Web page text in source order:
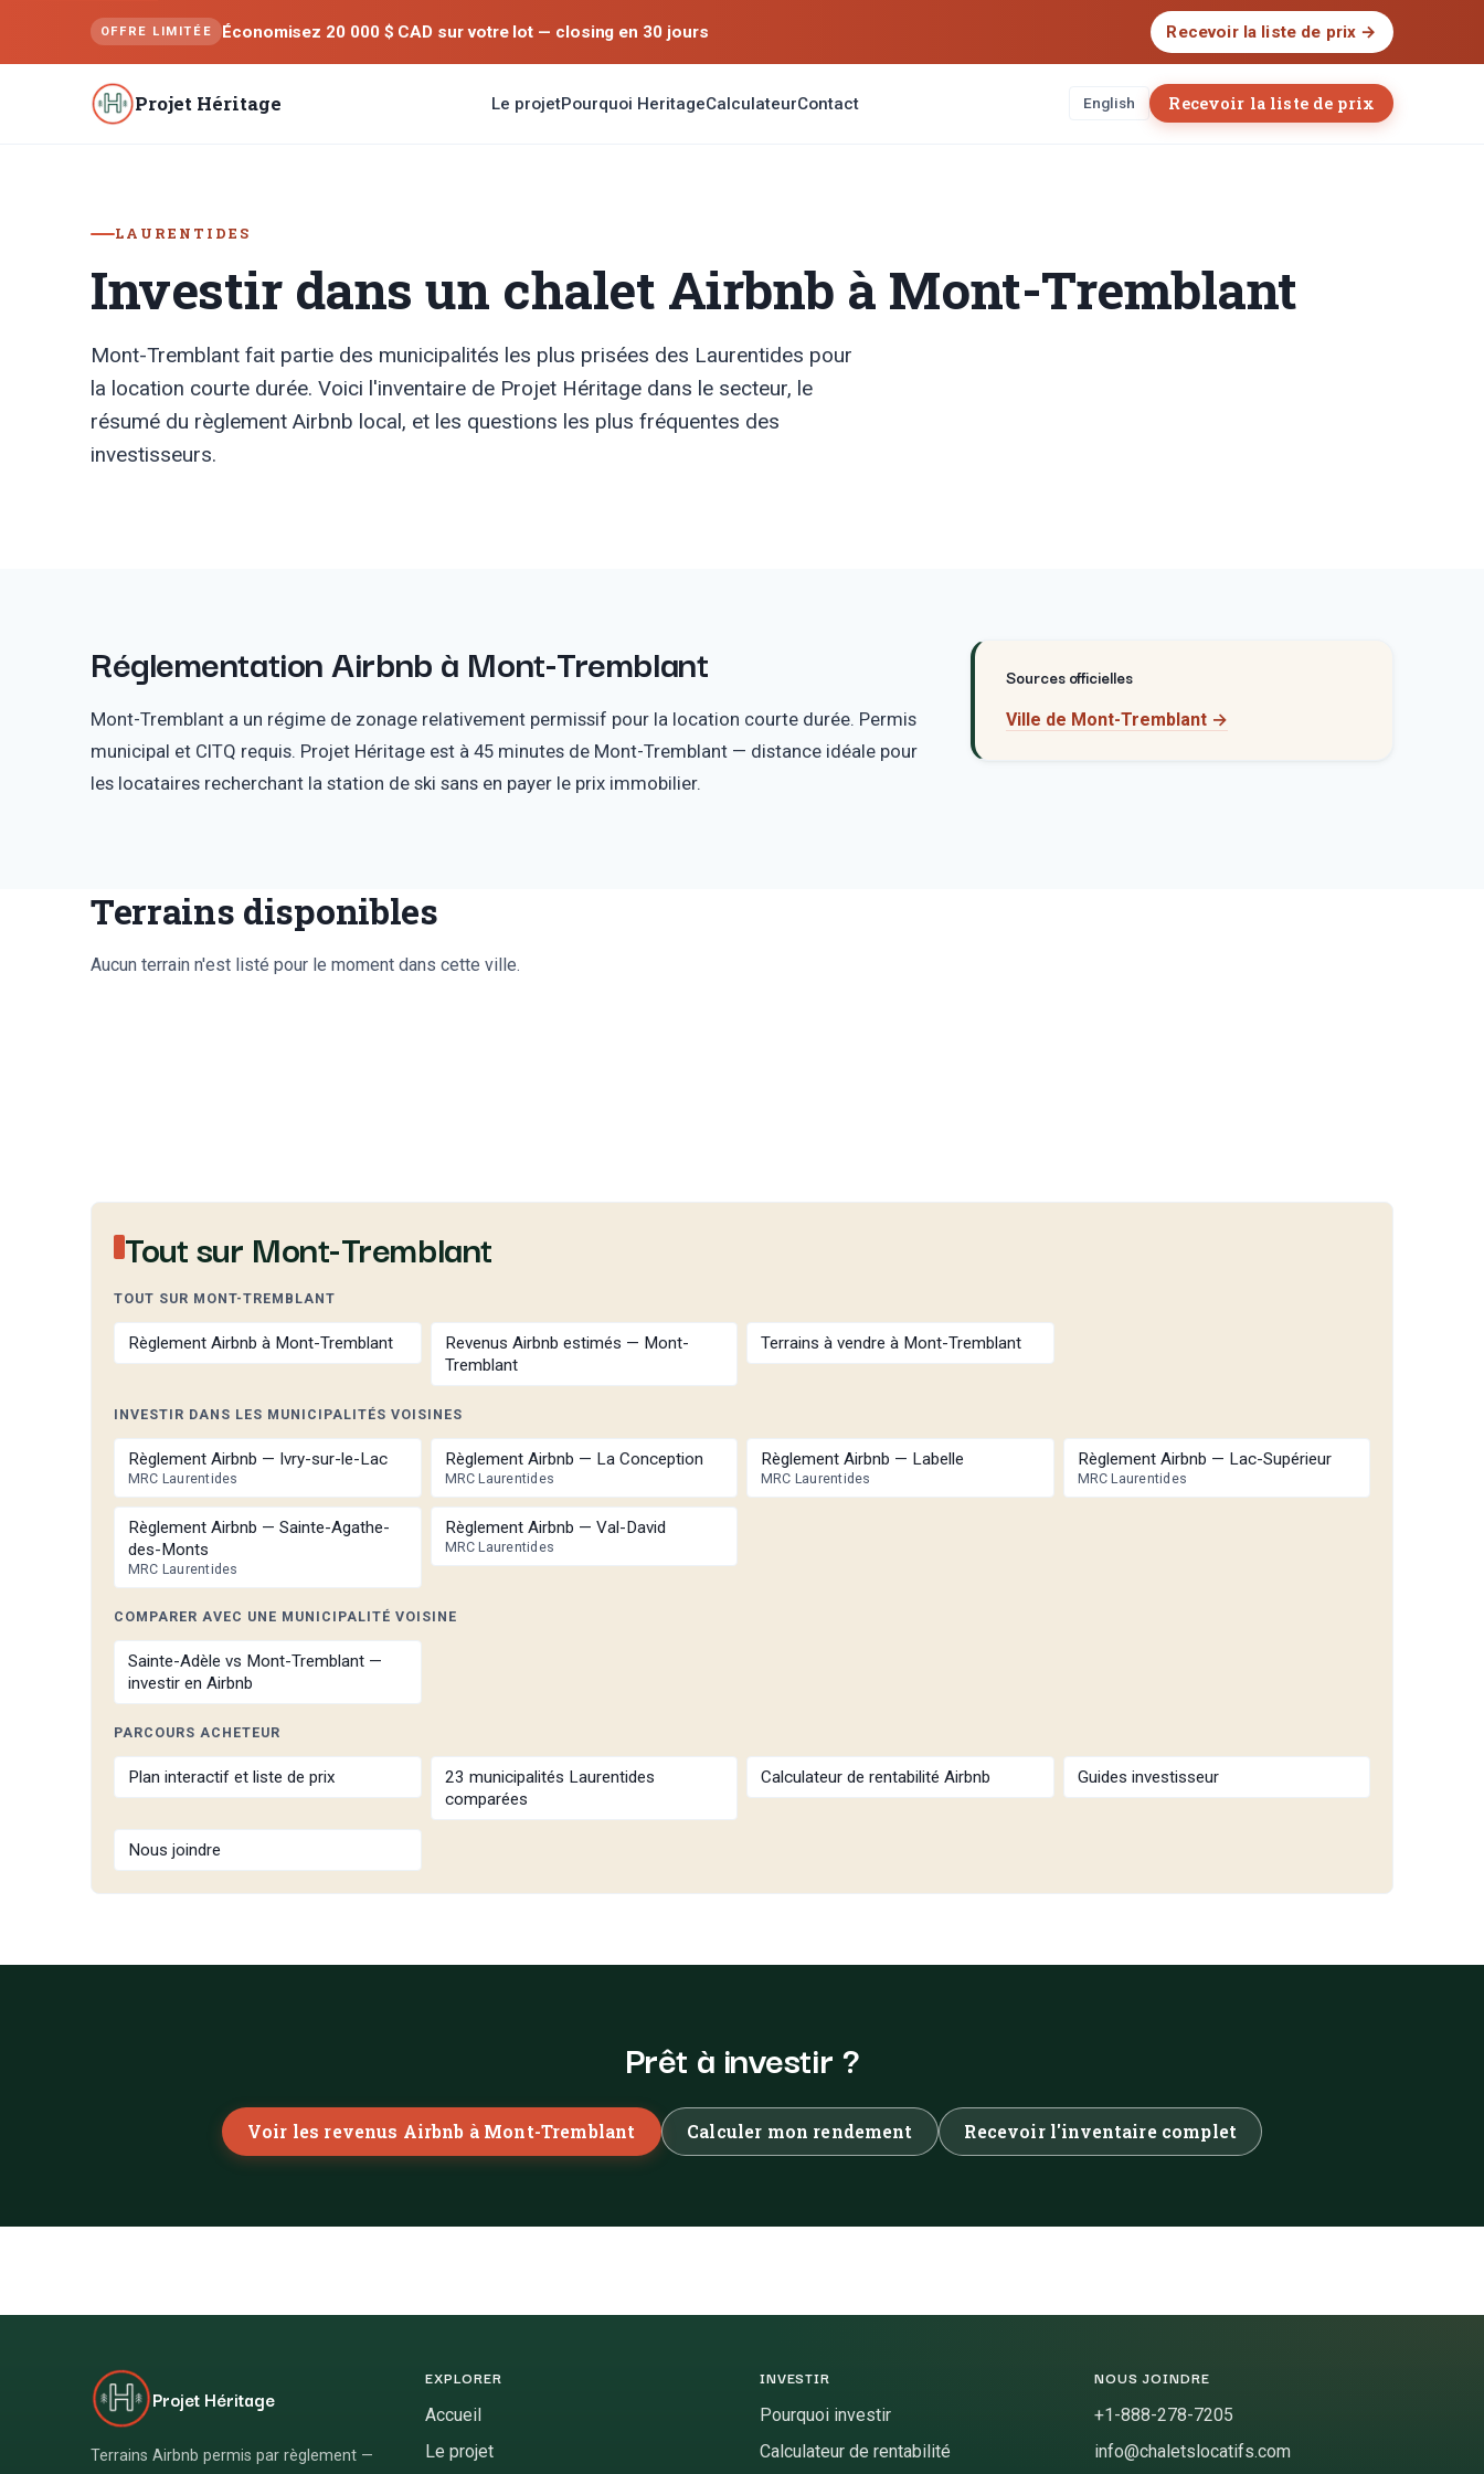
OFFRE LIMITÉE Économisez 20 000 $ CAD sur votre lot — closing en 30 jours Recevoir la liste de prix →
Projet Héritage Le projetPourquoi HeritageCalculateurContact English Recevoir la liste de prix
LAURENTIDES
Investir dans un chalet Airbnb à Mont-Tremblant
Mont-Tremblant fait partie des municipalités les plus prisées des Laurentides pour
la location courte durée. Voici l'inventaire de Projet Héritage dans le secteur, le
résumé du règlement Airbnb local, et les questions les plus fréquentes des
investisseurs.
Réglementation Airbnbà Mont-Tremblant
Mont-Tremblant a un régime de zonage relativement permissif pour la location courte durée. Permis
municipal et CITQ requis. Projet Héritage est à 45 minutes de Mont-Tremblant — distance idéale pour
les locataires recherchant la station de ski sans en payer le prix immobilier.
Sources officielles
Ville de Mont-Tremblant →
Terrains disponibles
Aucun terrain n'est listé pour le moment dans cette ville.
Tout sur Mont-Tremblant
TOUT SUR MONT-TREMBLANT
Règlement Airbnb à Mont-Tremblant
Revenus Airbnb estimés — Mont-
Tremblant
Terrains à vendre à Mont-Tremblant
INVESTIR DANS LES MUNICIPALITÉS VOISINES
Règlement Airbnb — Ivry-sur-le-Lac
MRC Laurentides
Règlement Airbnb — La Conception
MRC Laurentides
Règlement Airbnb — Labelle
MRC Laurentides
Règlement Airbnb — Lac-Supérieur
MRC Laurentides
Règlement Airbnb — Sainte-Agathe-
des-Monts
MRC Laurentides
Règlement Airbnb — Val-David
MRC Laurentides
COMPARER AVEC UNE MUNICIPALITÉ VOISINE
Sainte-Adèle vs Mont-Tremblant —
investir en Airbnb
PARCOURS ACHETEUR
Plan interactif et liste de prix
23 municipalités Laurentides
comparées
Calculateur de rentabilité Airbnb Guides investisseur
Nous joindre
Prêt à investir ?
Voir les revenus Airbnb à Mont-Tremblant Calculer mon rendement Recevoir l'inventaire complet
Projet Héritage
Terrains Airbnb permis par règlement —
EXPLORER
Accueil
Le projet
INVESTIR
Pourquoi investir
Calculateur de rentabilité
NOUS JOINDRE
+1-888-278-7205
info@chaletslocatifs.com